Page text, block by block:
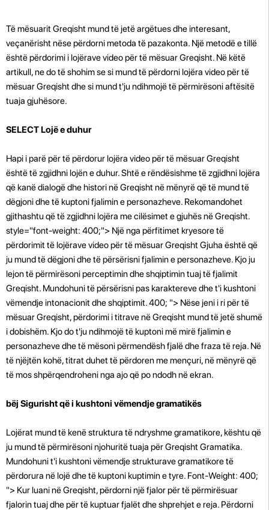
Të mësuarit Greqisht mund të jetë argëtues dhe interesant,
veçanërisht nëse përdorni metoda të pazakonta. Një metodë e tillë
është përdorimi i lojërave video për të mësuar Greqisht. Në këtë
artikull, ne do të shohim se si mund të përdorni lojëra video për të
mësuar Greqisht dhe si mund t'ju ndihmojë të përmirësoni aftësitë
tuaja gjuhësore.
SELECT Lojë e duhur
Hapi i parë për të përdorur lojëra video për të mësuar Greqisht
është të zgjidhni lojën e duhur. Shtë e rëndësishme të zgjidhni lojëra
që kanë dialogë dhe histori në Greqisht në mënyrë që të mund të
dëgjoni dhe të kuptoni fjalimin e personazheve. Rekomandohet
gjithashtu që të zgjidhni lojëra me cilësimet e gjuhës në Greqisht.
style="font-weight: 400;"> Një nga përfitimet kryesore të
përdorimit të lojërave video për të mësuar Greqisht Gjuha është që
ju mund të dëgjoni dhe të përsërisni fjalimin e personazheve. Kjo ju
lejon të përmirësoni perceptimin dhe shqiptimin tuaj të fjalimit
Greqisht. Mundohuni të përsërisni pas karaktereve dhe t'i kushtoni
vëmendje intonacionit dhe shqiptimit. 400; "> Nëse jeni i ri për të
mësuar Greqisht, përdorimi i titrave në Greqisht mund të jetë shumë
i dobishëm. Kjo do t'ju ndihmojë të kuptoni më mirë fjalimin e
personazheve dhe të mësoni përmendësh fjalë dhe fraza të reja. Në
të njëjtën kohë, titrat duhet të përdoren me mençuri, në mënyrë që
të mos shpërqendroheni nga ajo që po ndodh në ekran.
bëj Sigurisht që i kushtoni vëmendje gramatikës
Lojërat mund të kenë struktura të ndryshme gramatikore, kështu që
ju mund të përmirësoni njohuritë tuaja për Greqisht Gramatika.
Mundohuni t'i kushtoni vëmendje strukturave gramatikore të
përdorura në lojë dhe të kuptoni kuptimin e tyre. Font-Weight: 400;
"> Kur luani në Greqisht, përdorni një fjalor për të përmirësuar
fjalorin tuaj dhe për të kuptuar fjalët dhe shprehjet e reja. Përdorni